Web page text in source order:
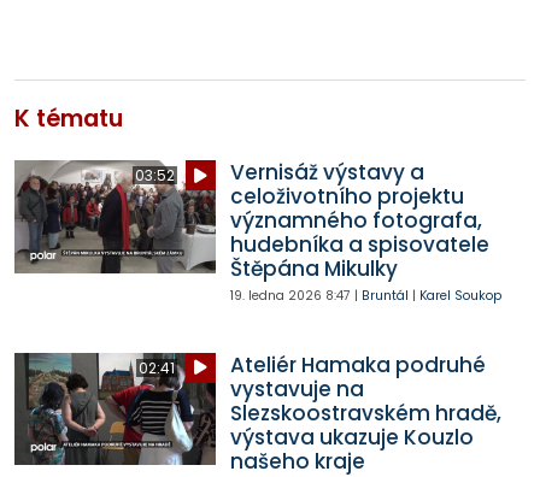
K tématu
03:52
Vernisáž výstavy a
celoživotního projektu
významného fotografa,
hudebníka a spisovatele
Štěpána Mikulky
19. ledna 2026 8:47 | Bruntál | Karel Soukop
02:41
Ateliér Hamaka podruhé
vystavuje na
Slezskoostravském hradě,
výstava ukazuje Kouzlo
našeho kraje